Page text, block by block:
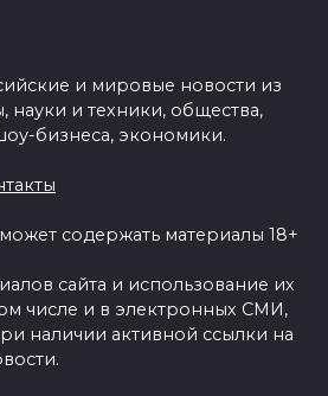
и мировые новости из
науки и техники, общества,
бизнеса, экономики.
содержать материалы 18+
сайта и использование их
числе и в электронных СМИ,
наличии активной ссылки на